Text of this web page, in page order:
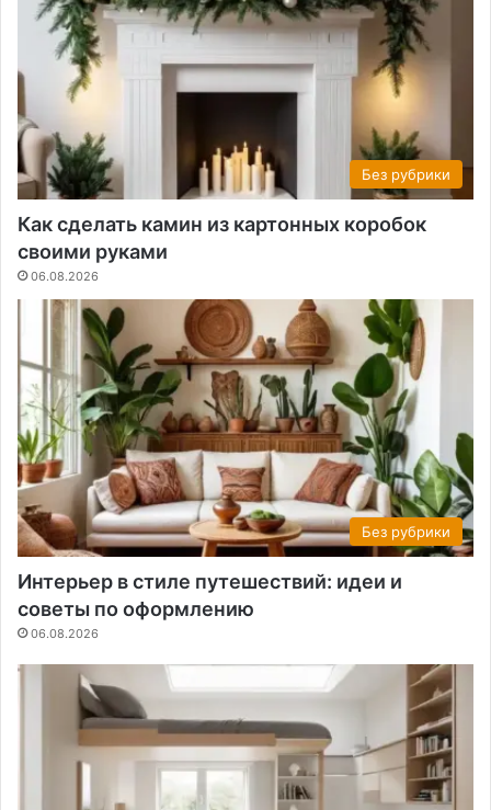
Без рубрики
Как сделать камин из картонных коробок
своими руками
06.08.2026
Без рубрики
Интерьер в стиле путешествий: идеи и
советы по оформлению
06.08.2026